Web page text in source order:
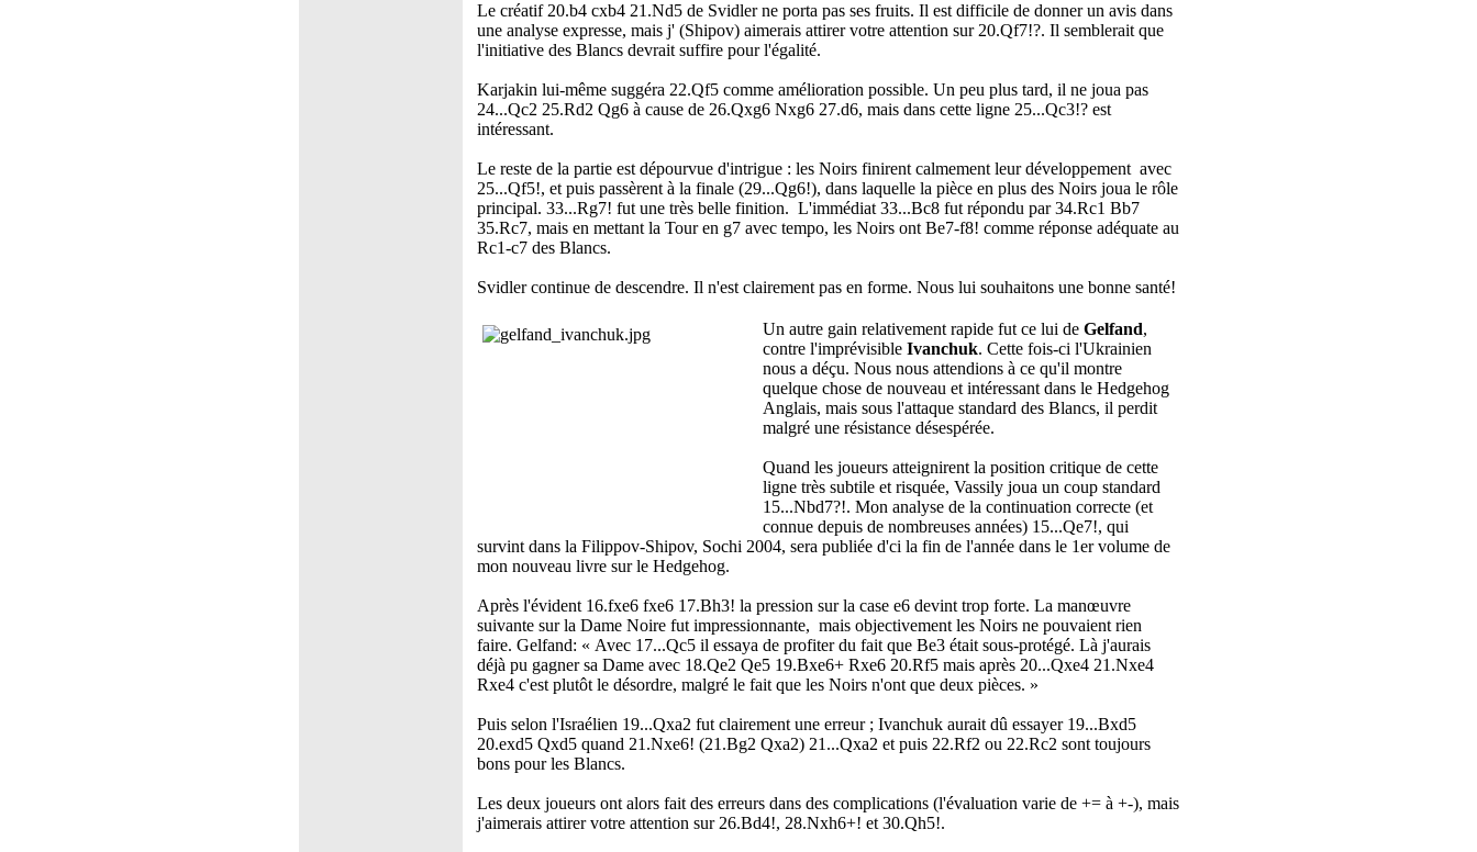
Le créatif 20.b4 cxb4 21.Nd5 de Svidler ne porta pas ses fruits. Il est difficile de donner un avis dans
une analyse expresse, mais j' (Shipov) aimerais attirer votre attention sur 20.Qf7!?. Il semblerait que
l'initiative des Blancs devrait suffire pour l'égalité.
Karjakin lui-même suggéra 22.Qf5 comme amélioration possible. Un peu plus tard, il ne joua pas
24...Qc2 25.Rd2 Qg6 à cause de 26.Qxg6 Nxg6 27.d6, mais dans cette ligne 25...Qc3!? est
intéressant.
Le reste de la partie est dépourvue d'intrigue : les Noirs finirent calmement leur développement avec
25...Qf5!, et puis passèrent à la finale (29...Qg6!), dans laquelle la pièce en plus des Noirs joua le rôle
principal. 33...Rg7! fut une très belle finition. L'immédiat 33...Bc8 fut répondu par 34.Rc1 Bb7
35.Rc7, mais en mettant la Tour en g7 avec tempo, les Noirs ont Be7-f8! comme réponse adéquate au
Rc1-c7 des Blancs.
Svidler continue de descendre. Il n'est clairement pas en forme. Nous lui souhaitons une bonne santé!
Un autre gain relativement rapide fut ce lui de Gelfand,
contre l'imprévisible Ivanchuk. Cette fois-ci l'Ukrainien
nous a déçu. Nous nous attendions à ce qu'il montre
quelque chose de nouveau et intéressant dans le Hedgehog
Anglais, mais sous l'attaque standard des Blancs, il perdit
malgré une résistance désespérée.
Quand les joueurs atteignirent la position critique de cette
ligne très subtile et risquée, Vassily joua un coup standard
15...Nbd7?!. Mon analyse de la continuation correcte (et
connue depuis de nombreuses années) 15...Qe7!, qui
survint dans la Filippov-Shipov, Sochi 2004, sera publiée d'ci la fin de l'année dans le 1er volume de
mon nouveau livre sur le Hedgehog.
Après l'évident 16.fxe6 fxe6 17.Bh3! la pression sur la case e6 devint trop forte. La manœuvre
suivante sur la Dame Noire fut impressionnante, mais objectivement les Noirs ne pouvaient rien
faire. Gelfand: « Avec 17...Qc5 il essaya de profiter du fait que Be3 était sous-protégé. Là j'aurais
déjà pu gagner sa Dame avec 18.Qe2 Qe5 19.Bxe6+ Rxe6 20.Rf5 mais après 20...Qxe4 21.Nxe4
Rxe4 c'est plutôt le désordre, malgré le fait que les Noirs n'ont que deux pièces. »
Puis selon l'Israélien 19...Qxa2 fut clairement une erreur ; Ivanchuk aurait dû essayer 19...Bxd5
20.exd5 Qxd5 quand 21.Nxe6! (21.Bg2 Qxa2) 21...Qxa2 et puis 22.Rf2 ou 22.Rc2 sont toujours
bons pour les Blancs.
Les deux joueurs ont alors fait des erreurs dans des complications (l'évaluation varie de += à +-), mais
j'aimerais attirer votre attention sur 26.Bd4!, 28.Nxh6+! et 30.Qh5!.